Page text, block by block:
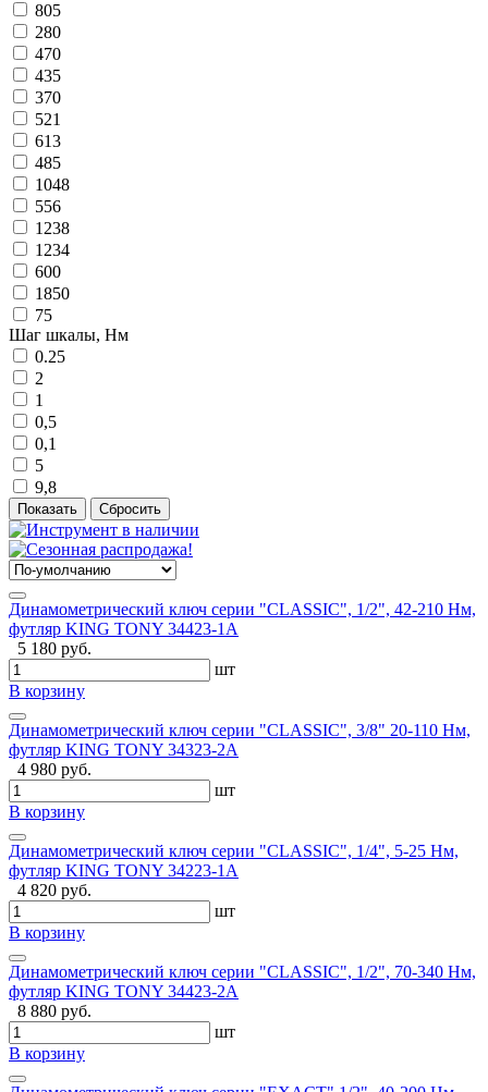
805
280
470
435
370
521
613
485
1048
556
1238
1234
600
1850
75
Шаг шкалы, Нм
0.25
2
1
0,5
0,1
5
9,8
Динамометрический ключ серии "CLASSIC", 1/2", 42-210 Нм,
футляр KING TONY 34423-1A
5 180 руб.
шт
В корзину
Динамометрический ключ серии "CLASSIC", 3/8" 20-110 Нм,
футляр KING TONY 34323-2A
4 980 руб.
шт
В корзину
Динамометрический ключ серии "CLASSIC", 1/4", 5-25 Нм,
футляр KING TONY 34223-1A
4 820 руб.
шт
В корзину
Динамометрический ключ серии "CLASSIC", 1/2", 70-340 Нм,
футляр KING TONY 34423-2A
8 880 руб.
шт
В корзину